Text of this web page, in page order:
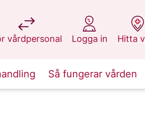
vårdpersonal
på 1177.se
Logga in
på 1177.se
Hitta
på
Så fungerar vården